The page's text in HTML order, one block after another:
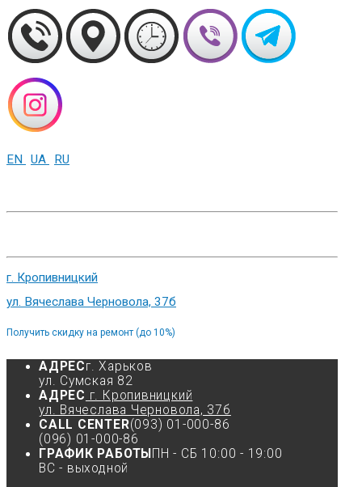
EN UA RU
г. Кропивницкий
ул. Вячеслава Черновола, 37б
Получить скидку на ремонт (до 10%)
АДРЕСг. Харьков
ул. Сумская 82
АДРЕС г. Кропивницкий
ул. Вячеслава Черновола, 37б
CALL CENTER(093) 01-000-86
(096) 01-000-86
ГРАФИК РАБОТЫ ПН - СБ 10:00 - 19:00
ВС - выходной